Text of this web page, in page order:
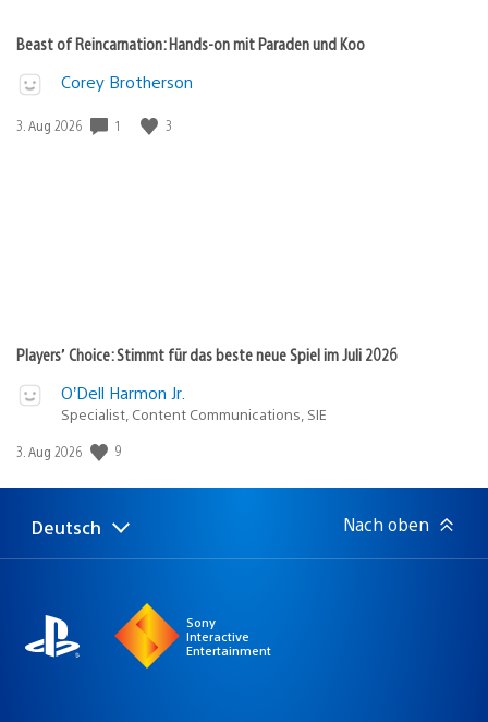
Beast of Reincarnation: Hands-on mit Paraden und Koo
Corey Brotherson
Veröffentlichungsdatum:
3. Aug 2026 1 3
Players’ Choice: Stimmt für das beste neue Spiel im Juli 2026
O’Dell Harmon Jr.
Specialist, Content Communications, SIE
Veröffentlichungsdatum:
3. Aug 2026 9
Select
a
Aktuelle
Region:
Deutsch Nach oben
Sony
Interactive
Entertainment